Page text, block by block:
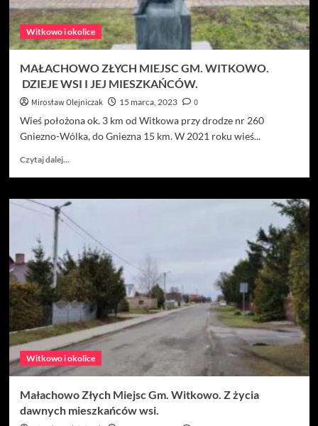
Witkowo i okolice
MAŁACHOWO ZŁYCH MIEJSC GM. WITKOWO.
DZIEJE WSI I JEJ MIESZKAŃCÓW.
Mirosław Olejniczak 15 marca, 2023
0
Wieś położona ok. 3 km od Witkowa przy drodze nr 260
Gniezno-Wólka, do Gniezna 15 km. W 2021 roku wieś...
Czytaj dalej...
o
ZŁYCH
MIEJSC
GM.
WITKOWO.
DZIEJE
WSI
I
JEJ
MIESZKAŃCÓW.
Witkowo i okolice
Małachowo Złych Miejsc Gm. Witkowo. Z życia
dawnych mieszkańców wsi.